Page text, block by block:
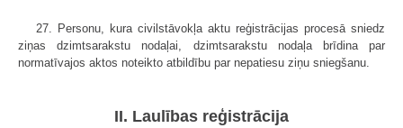
27. Personu, kura civilstāvokļa aktu reģistrācijas procesā sniedz
ziņas dzimtsarakstu nodaļai, dzimtsarakstu nodaļa brīdina par
normatīvajos aktos noteikto atbildību par nepatiesu ziņu sniegšanu.
II. Laulības reģistrācija